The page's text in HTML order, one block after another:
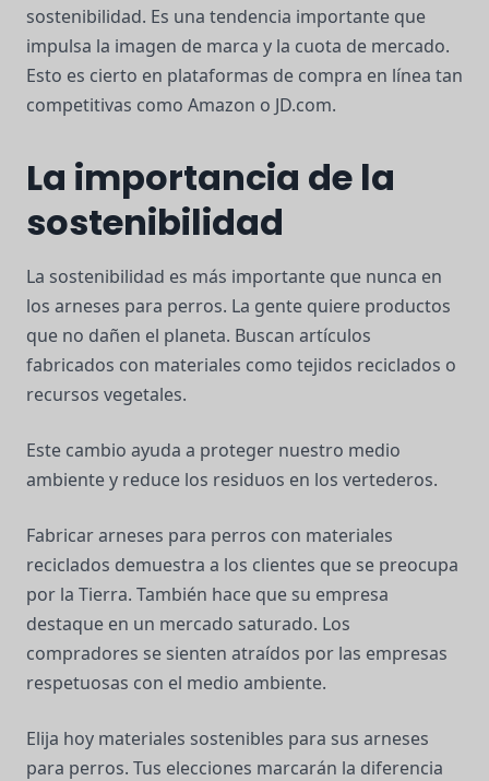
sostenibilidad. Es una tendencia importante que
impulsa la imagen de marca y la cuota de mercado.
Esto es cierto en plataformas de compra en línea tan
competitivas como Amazon o JD.com.
La importancia de la
sostenibilidad
La sostenibilidad es más importante que nunca en
los arneses para perros. La gente quiere productos
que no dañen el planeta. Buscan artículos
fabricados con materiales como tejidos reciclados o
recursos vegetales.
Este cambio ayuda a proteger nuestro medio
ambiente y reduce los residuos en los vertederos.
Fabricar arneses para perros con materiales
reciclados demuestra a los clientes que se preocupa
por la Tierra. También hace que su empresa
destaque en un mercado saturado. Los
compradores se sienten atraídos por las empresas
respetuosas con el medio ambiente.
Elija hoy materiales sostenibles para sus arneses
para perros. Tus elecciones marcarán la diferencia